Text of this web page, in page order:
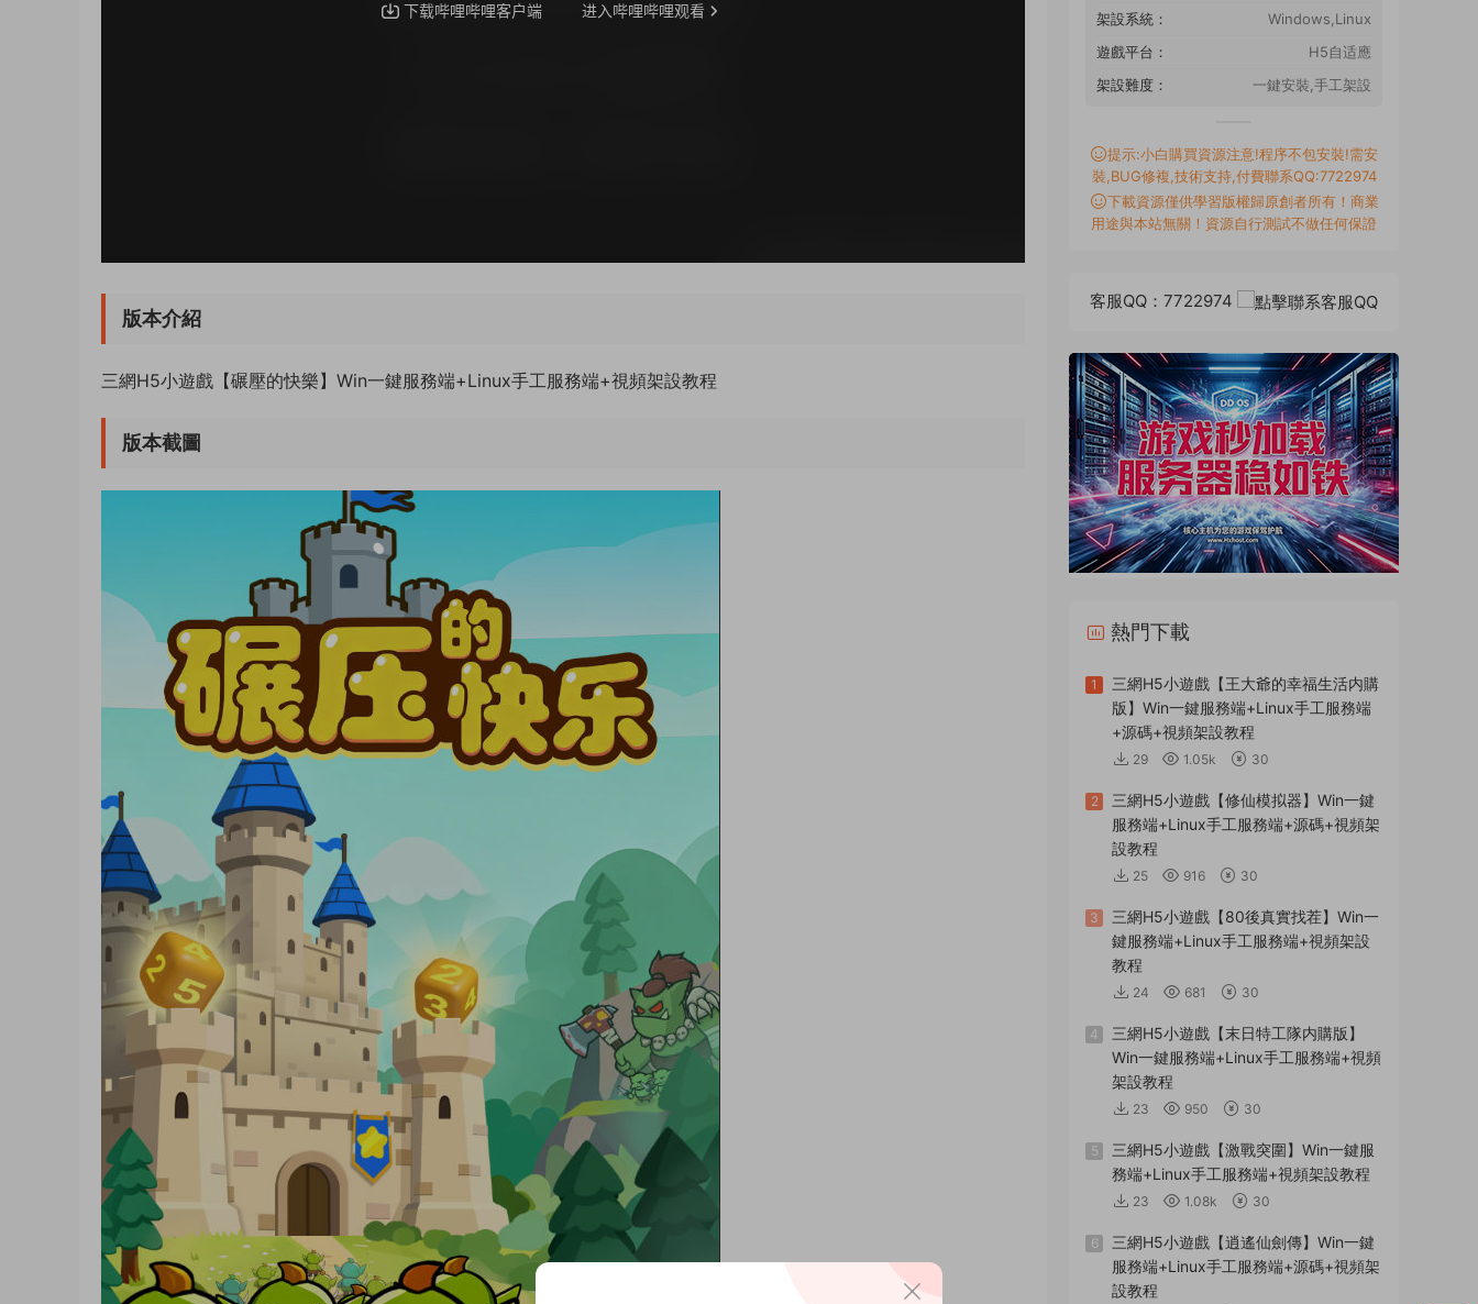
版本介紹
三網H5小遊戲【碾壓的快樂】Win一鍵服務端+Linux手工服務端+視頻架設教程
版本截圖
架設系統：
Windows,Linux
遊戲平台：
H5自适應
架設難度：
一鍵安裝,手工架設
提示:小白購買資源注意!程序不包安裝!需安
裝,BUG修複,技術支持,付費聯系QQ:7722974
下載資源僅供學習版權歸原創者所有！商業
用途與本站無關！資源自行測試不做任何保證
客服QQ：7722974
熱門下載
1
三網H5小遊戲【王大爺的幸福生活内購
版】Win一鍵服務端+Linux手工服務端
+源碼+視頻架設教程
29 1.05k 30
2
三網H5小遊戲【修仙模拟器】Win一鍵
服務端+Linux手工服務端+源碼+視頻架
設教程
25 916 30
3
三網H5小遊戲【80後真實找茬】Win一
鍵服務端+Linux手工服務端+視頻架設
教程
24 681 30
4
三網H5小遊戲【末日特工隊内購版】
Win一鍵服務端+Linux手工服務端+視頻
架設教程
23 950 30
5
三網H5小遊戲【激戰突圍】Win一鍵服
務端+Linux手工服務端+視頻架設教程
23 1.08k 30
6
三網H5小遊戲【逍遙仙劍傳】Win一鍵
服務端+Linux手工服務端+源碼+視頻架
設教程